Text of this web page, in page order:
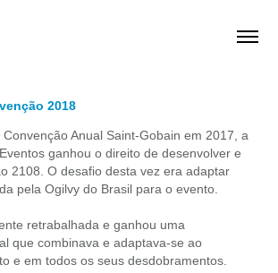
2018
Convenção Anual Saint-Gobain em 2017, a
ganhou o direito de desenvolver e
2108. O desafio desta vez era adaptar
pela Ogilvy do Brasil para o evento.
retrabalhada e ganhou uma
que combinava e adaptava-se ao
e em todos os seus desdobramentos.